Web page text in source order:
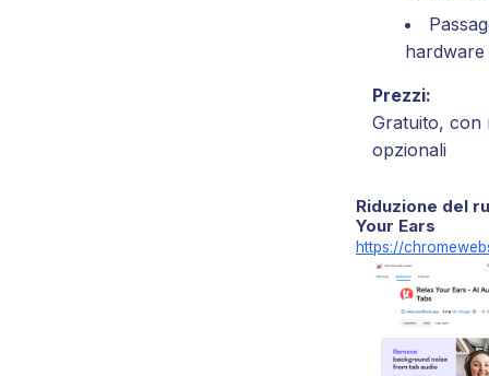
hardware
Prezzi:
Gratuito, con
opzionali
Riduzione del
Your Ears
https://